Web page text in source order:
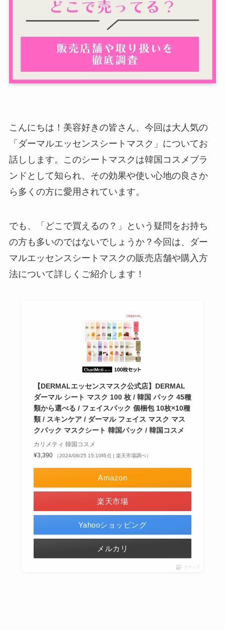
こんにちは！美容好きの皆さん、今回は大人気の
「ダーマルエッセンスシートマスク」についてお
話しします。このシートマスクは韓国コスメブラ
ンドとして知られ、その効果や使い心地の良さか
ら多くの方に愛用されています。
でも、「どこで買えるの？」という疑問をお持ち
の方も多いのではないでしょうか？今回は、ダー
マルエッセンスシートマスクの販売店舗や購入方
法について詳しくご紹介します！
【DERMALエッセンスマスク公式店】DERMAL
ダーマル シート マスク 100 枚 / 韓国 パック 45種
類から選べる / フェイスパック 個梱包 10枚×10種
類 / スキンケア / ダーマル フェイス マスク マス
クパック マスクシート 韓国パック / 韓国コスメ
カリメティ 韓国コスメ
¥3,390
（2024/08/25 15:10時点 | 楽天市場調べ）
Amazon
楽天市場
Yahooショッピング
メルカリ
ポチップ